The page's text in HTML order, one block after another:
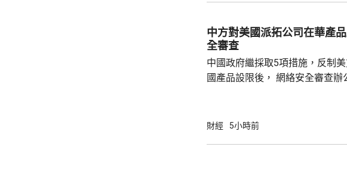
中方對美國派拓公司在華產
全審查
中國政府繼採取5項措施，反制
國產品設限後， 網絡安全審查辦
公告指，為保障關鍵信息基礎設
財經 5小時前